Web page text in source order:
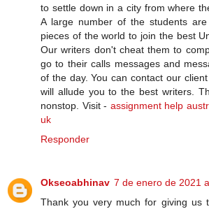
to settle down in a city from where
A large number of the students
pieces of the world to join the best
Our writers don't cheat them to
go to their calls messages and
of the day. You can contact our
will allude you to the best writers.
nonstop. Visit - assignment help
uk
Responder
Okseoabhinav 7 de enero de 2021
Thank you very much for giving us